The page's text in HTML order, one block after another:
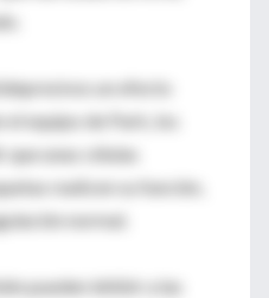
un efecto
el equipo de Park, los
unas células
realicen su función,
normal.
pueden inhibir a las